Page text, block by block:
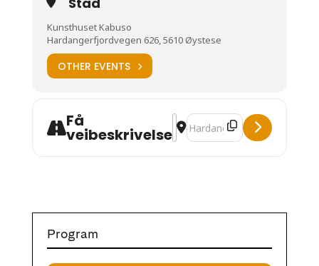
Kunsthuset Kabuso
Hardangerfjordvegen 626, 5610 Øystese
OTHER EVENTS
Få
veibeskrivelse
Address - Stig Ulv [lxp2tmob1]
Destination Address - Stig
Program